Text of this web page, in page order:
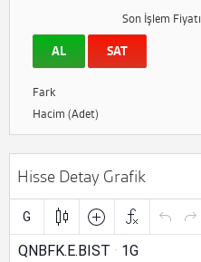
Son İşlem Fiyatı
AL SAT
Fark
Hacim (Adet)
Hisse Detay Grafik